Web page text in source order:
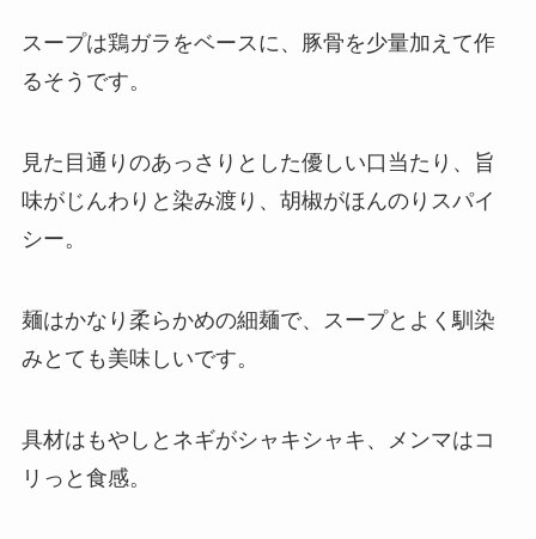
スープは鶏ガラをベースに、豚骨を少量加えて作
るそうです。
見た目通りのあっさりとした優しい口当たり、旨
味がじんわりと染み渡り、胡椒がほんのりスパイ
シー。
麺はかなり柔らかめの細麺で、スープとよく馴染
みとても美味しいです。
具材はもやしとネギがシャキシャキ、メンマはコ
リっと食感。